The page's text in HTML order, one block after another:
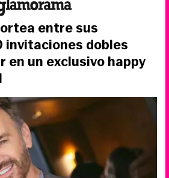
entre sus
invitaciones dobles
en un exclusivo happy